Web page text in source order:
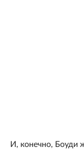
И, конечно, Боуди